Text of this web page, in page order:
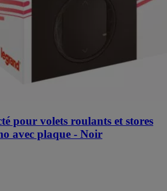
pour volets roulants et stores
avec plaque - Noir